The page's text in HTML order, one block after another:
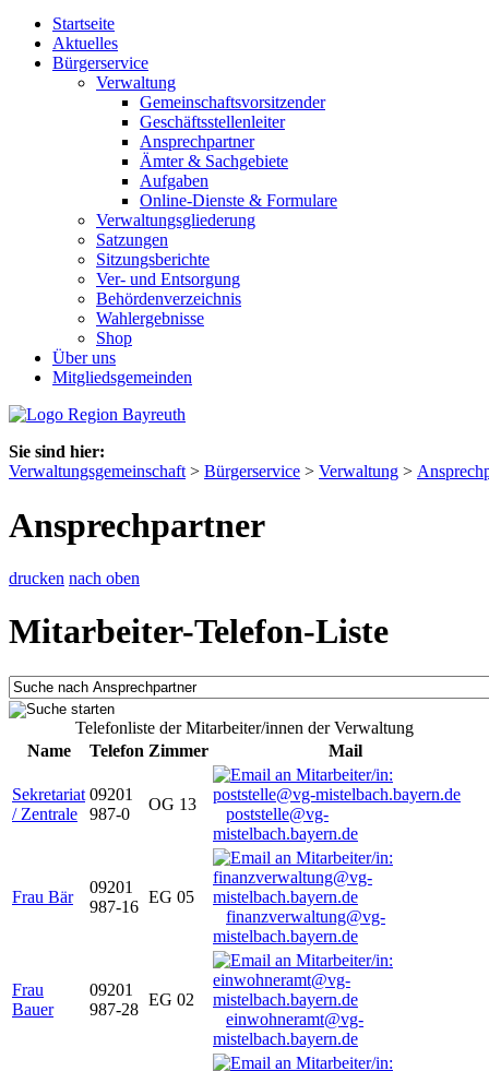
Startseite
Aktuelles
Bürgerservice
Verwaltung
Gemeinschaftsvorsitzender
Geschäftsstellenleiter
Ansprechpartner
Ämter & Sachgebiete
Aufgaben
Online-Dienste & Formulare
Verwaltungsgliederung
Satzungen
Sitzungsberichte
Ver- und Entsorgung
Behördenverzeichnis
Wahlergebnisse
Shop
Über uns
Mitgliedsgemeinden
Sie sind hier:
Verwaltungsgemeinschaft > Bürgerservice > Verwaltung >
Ansprechpartner
drucken nach oben
Mitarbeiter-Telefon-Liste
Telefonliste der Mitarbeiter/innen der Verwaltung
Name
Telefon Zimmer Mail
Sekretariat
/ Zentrale
09201
987-0
OG 13
poststelle@vg-
mistelbach.bayern.de
Frau Bär
09201
987-16
EG 05
finanzverwaltung@vg-
mistelbach.bayern.de
Frau
Bauer
09201
987-28
EG 02
einwohneramt@vg-
mistelbach.bayern.de